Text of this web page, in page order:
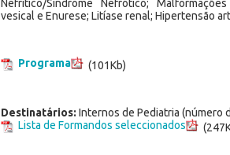
Nefritico/Síndrome Nefrótico;
vesical e Enurese; Litíase renal; Hipertensão
Programa (101Kb)
Destinatários: Internos de Pediatria (número
Lista de Formandos seleccionados